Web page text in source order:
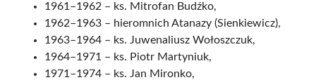
1961–1962 – ks. Mitrofan Budźko,
1962–1963 – hieromnich Atanazy (Sienkiewicz),
1963–1964 – ks. Juwenaliusz Wołoszczuk,
1964–1971 – ks. Piotr Martyniuk,
1971–1974 – ks. Jan Mironko,